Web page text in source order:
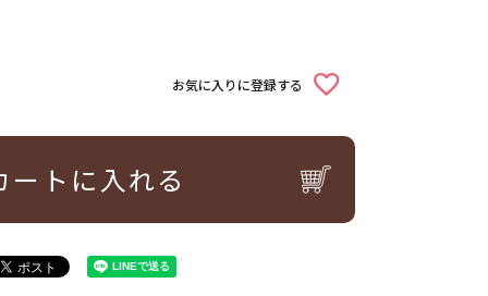
お気に入りに登録する
ートに入れる